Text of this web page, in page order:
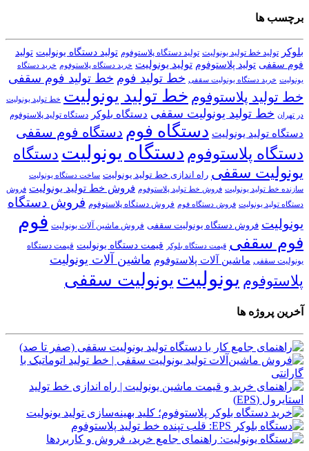
برچسب ها
بلوکر تولید خط تولید یونولیت تولید دستگاه پلاستوفوم تولید دستگاه یونولیت تولید
فوم سقفی تولید پلاستوفوم تولید یونولیت خرید دستگاه پلاستوفوم خرید دستگاه
یونولیت خرید دستگاه یونولیت سقفی خط تولید فوم خط تولید فوم سقفی
خط تولید پلاستوفوم خط تولید یونولیت خط تولید یونولیت
در تهران خط تولید یونولیت سقفی دستگاه بلوکر دستگاه تولید پلاستوفوم
دستگاه تولید یونولیت دستگاه فوم دستگاه فوم سقفی
دستگاه پلاستوفوم دستگاه یونولیت دستگاه
یونولیت سقفی راه اندازی خط تولید یونولیت ساخت دستگاه یونولیت
سازنده خط تولید یونولیت فروش خط تولید پلاستوفوم فروش خط تولید یونولیت فروش
دستگاه تولید یونولیت فروش دستگاه فوم فروش دستگاه پلاستوفوم فروش دستگاه
یونولیت فروش دستگاه یونولیت سقفی فروش ماشین آلات یونولیت فوم
فوم سقفی قیمت دستگاه بلوکر قیمت دستگاه یونولیت قیمت دستگاه
یونولیت سقفی ماشین آلات پلاستوفوم ماشین آلات یونولیت
پلاستوفوم یونولیت یونولیت سقفی
آخرین پروژه ها